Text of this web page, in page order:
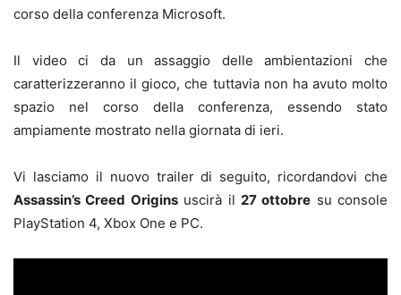
corso della conferenza Microsoft.
Il video ci da un assaggio delle ambientazioni che
caratterizzeranno il gioco, che tuttavia non ha avuto molto
spazio nel corso della conferenza, essendo stato
ampiamente mostrato nella giornata di ieri.
Vi lasciamo il nuovo trailer di seguito, ricordandovi che
Assassin’s Creed Originsuscirà il 27 ottobre su console
PlayStation 4, Xbox One e PC.